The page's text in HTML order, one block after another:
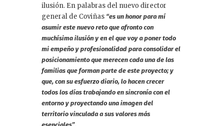
ilusión. En palabras del nuevo director
general de Coviñas “es un honor para mí
asumir este nuevo reto que afronto con
muchísima ilusión y en el que voy a poner todo
mi empeño y profesionalidad para consolidar el
posicionamiento que merecen cada una de las
familias que forman parte de este proyecto; y
que, con su esfuerzo diario, lo hacen crecer
todos los días trabajando en sincronía con el
entorno y proyectando una imagen del
territorio vinculada a sus valores más